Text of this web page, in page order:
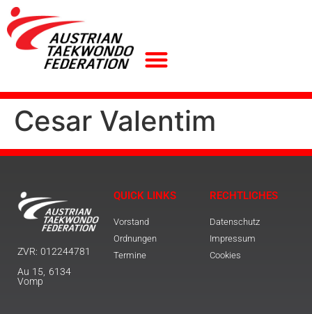
Cesar Valentim
ZVR: 012244781
Au 15, 6134
Vomp
QUICK LINKS
Vorstand
Ordnungen
Termine
RECHTLICHES
Datenschutz
Impressum
Cookies